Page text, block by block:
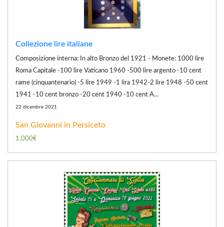
Collezione lire italiane
Composizione interna: In alto Bronzo del 1921 - Monete: 1000 lire
Roma Capitale -100 lire Vaticano 1960 -500 lire argento -10 cent
rame (cinquantenario) -5 lire 1949 -1 lira 1942-2 lire 1948 -50 cent
1941 -10 cent bronzo -20 cent 1940 -10 cent A...
22 dicembre 2021
San Giovanni in Persiceto
1.000€